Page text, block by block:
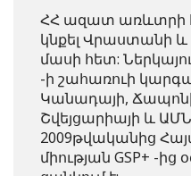
ՀՀ ազատ առևտրի
կնքել Վրաստանի և
մասի հետ:
-ի շահառուի
Կանադայի,
Շվեյցարիայի և
2009թվականից
միության GSP+ -ից